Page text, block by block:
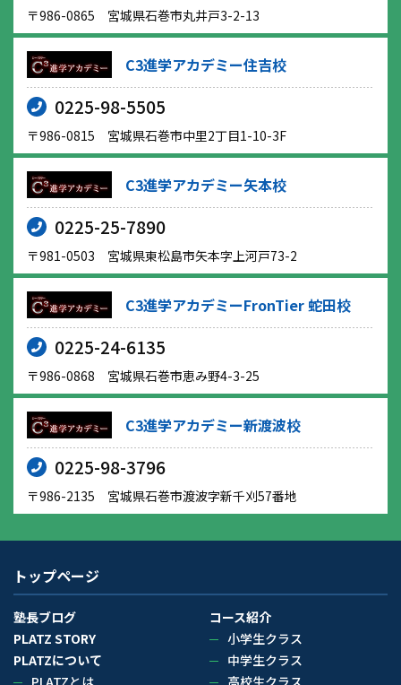
〒986-0865 宮城県石巻市丸井戸3-2-13
C3進学アカデミー住吉校
0225-98-5505
〒986-0815 宮城県石巻市中里2丁目1-10-3F
C3進学アカデミー矢本校
0225-25-7890
〒981-0503 宮城県東松島市矢本字上河戸73-2
C3進学アカデミーFronTier 蛇田校
0225-24-6135
〒986-0868 宮城県石巻市恵み野4-3-25
C3進学アカデミー新渡波校
0225-98-3796
〒986-2135 宮城県石巻市渡波字新千刈57番地
トップページ
塾長ブログ
PLATZ STORY
PLATZについて
コース紹介
小学生クラス
中学生クラス